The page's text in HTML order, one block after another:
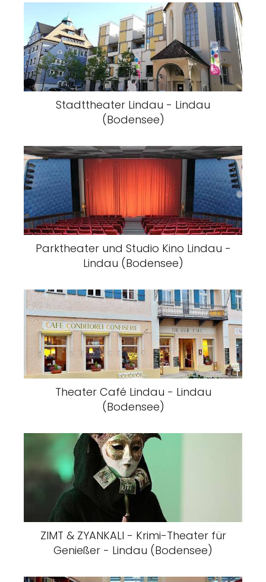
Stadttheater Lindau - Lindau
(Bodensee)
Parktheater und Studio Kino Lindau -
Lindau (Bodensee)
Theater Café Lindau - Lindau
(Bodensee)
ZIMT & ZYANKALI - Krimi-Theater für
Genießer - Lindau (Bodensee)